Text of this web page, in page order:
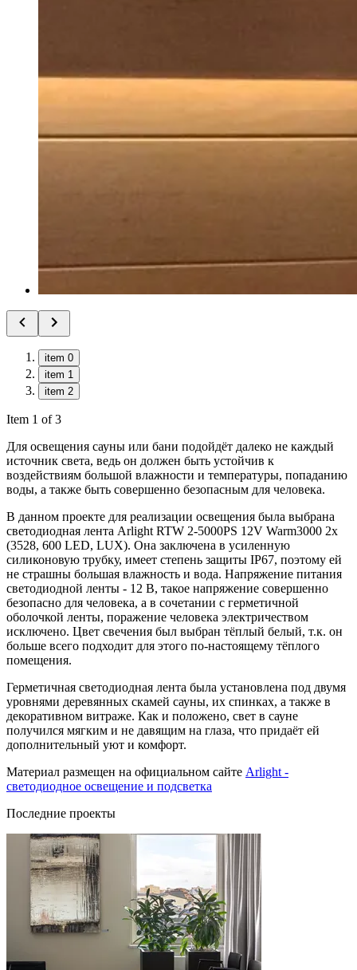
item 0
item 1
item 2
Item 1 of 3
Для освещения сауны или бани подойдёт далеко не каждый
источник света, ведь он должен быть устойчив к
воздействиям большой влажности и температуры, попаданию
воды, а также быть совершенно безопасным для человека.
В данном проекте для реализации освещения была выбрана
светодиодная лента Arlight RTW 2-5000PS 12V Warm3000 2x
(3528, 600 LED, LUX). Она заключена в усиленную
силиконовую трубку, имеет степень защиты IP67, поэтому ей
не страшны большая влажность и вода. Напряжение питания
светодиодной ленты - 12 В, такое напряжение совершенно
безопасно для человека, а в сочетании с герметичной
оболочкой ленты, поражение человека электричеством
исключено. Цвет свечения был выбран тёплый белый, т.к. он
больше всего подходит для этого по-настоящему тёплого
помещения.
Герметичная светодиодная лента была установлена под двумя
уровнями деревянных скамей сауны, их спинках, а также в
декоративном витраже. Как и положено, свет в сауне
получился мягким и не давящим на глаза, что придаёт ей
дополнительный уют и комфорт.
Материал размещен на официальном сайте Arlight -
светодиодное освещение и подсветка
Последние проекты